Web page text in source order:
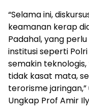
“Selama ini,
keamanan kerap
Padahal, yang
institusi seperti
semakin
tidak kasat mata,
terorisme
Ungkap Prof Amir